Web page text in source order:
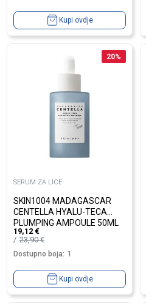
Kupi ovdje
20%
SERUM ZA LICE
SKIN1004 MADAGASCAR
CENTELLA HYALU-TECA
PLUMPING AMPOULE 50ML
19,12 €
23,90€
Dostupno boja: 1
Kupi ovdje